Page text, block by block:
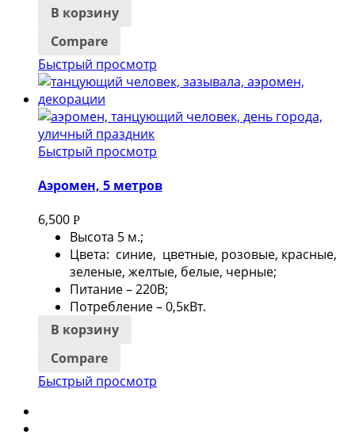
В корзину
Compare
Быстрый просмотр
Быстрый просмотр
Аэромен, 5 метров
6,500 Р
Высота 5 м.;
Цвета: синие, цветные, розовые, красные,
зеленые, желтые, белые, черные;
Питание – 220В;
Потребление – 0,5кВт.
В корзину
Compare
Быстрый просмотр